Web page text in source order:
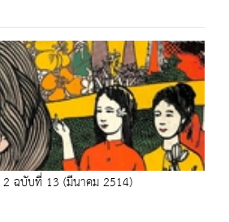
2 ฉบับที่ 13 (มีนาคม 2514)